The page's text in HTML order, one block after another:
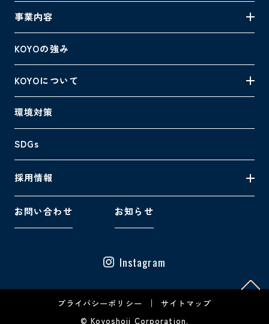
Instagram
事業内容
KOYOの強み
KOYOについて
環境対策
SDGs
採用情報
お問い合わせ お知らせ
プライバシーポリシー
サイトマップ
© Koyoshoji Corporation.